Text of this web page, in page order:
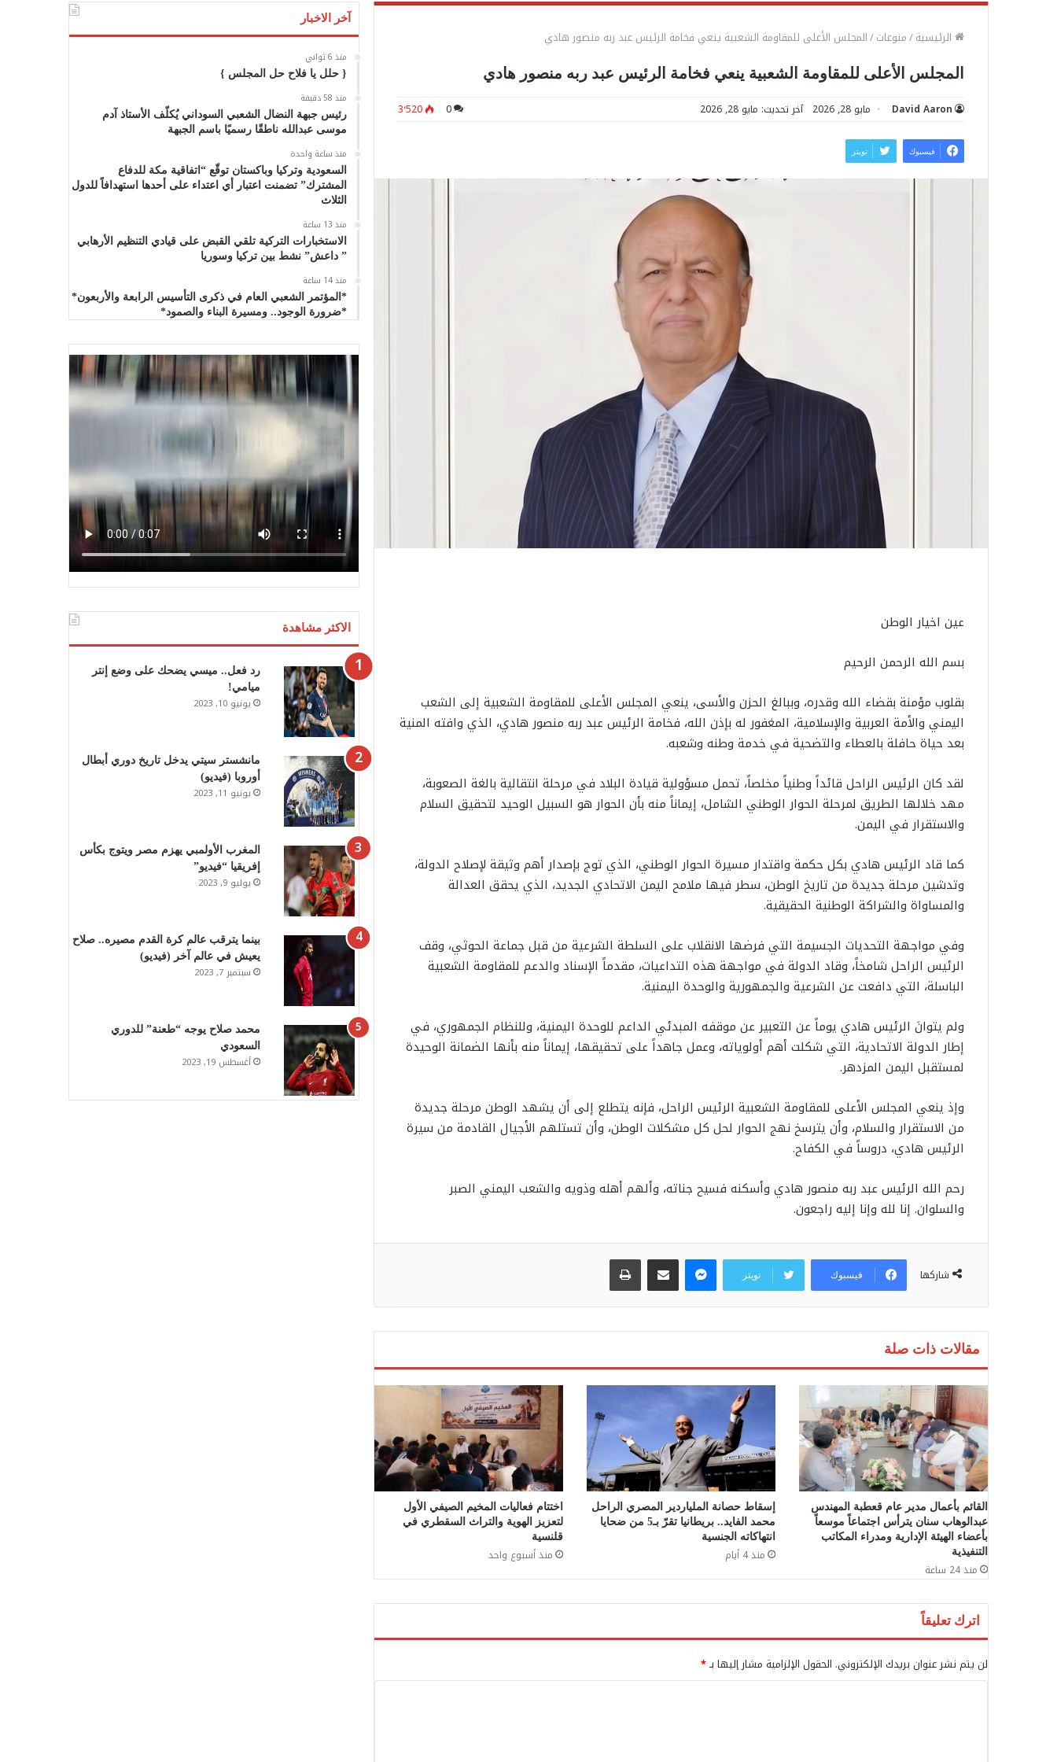
الرئيسية/منوعات/المجلس الأعلى للمقاومة الشعبية ينعي فخامة الرئيس عبد ربه منصور هادي
المجلس الأعلى للمقاومة الشعبية ينعي فخامة الرئيس عبد ربه منصور هادي
David Aaron مايو 28, 2026 آخر تحديث: مايو 28, 2026 0 3٬520
فيسبوك تويتر
عين اخيار الوطن
بسم الله الرحمن الرحيم
بقلوب مؤمنة بقضاء الله وقدره، وببالغ الحزن والأسى، ينعي المجلس الأعلى للمقاومة الشعبية إلى الشعب
اليمني والأمة العربية والإسلامية، المغفور له بإذن الله، فخامة الرئيس عبد ربه منصور هادي، الذي وافته المنية
بعد حياة حافلة بالعطاء والتضحية في خدمة وطنه وشعبه.
لقد كان الرئيس الراحل قائداً وطنياً مخلصاً، تحمل مسؤولية قيادة البلاد في مرحلة انتقالية بالغة الصعوبة،
مهد خلالها الطريق لمرحلة الحوار الوطني الشامل، إيماناً منه بأن الحوار هو السبيل الوحيد لتحقيق السلام
والاستقرار في اليمن.
كما قاد الرئيس هادي بكل حكمة واقتدار مسيرة الحوار الوطني، الذي توج بإصدار أهم وثيقة لإصلاح الدولة،
وتدشين مرحلة جديدة من تاريخ الوطن، سطر فيها ملامح اليمن الاتحادي الجديد، الذي يحقق العدالة
والمساواة والشراكة الوطنية الحقيقية.
وفي مواجهة التحديات الجسيمة التي فرضها الانقلاب على السلطة الشرعية من قبل جماعة الحوثي، وقف
الرئيس الراحل شامخاً، وقاد الدولة في مواجهة هذه التداعيات، مقدماً الإسناد والدعم للمقاومة الشعبية
الباسلة، التي دافعت عن الشرعية والجمهورية والوحدة اليمنية.
ولم يتوانَ الرئيس هادي يوماً عن التعبير عن موقفه المبدئي الداعم للوحدة اليمنية، وللنظام الجمهوري، في
إطار الدولة الاتحادية، التي شكلت أهم أولوياته، وعمل جاهداً على تحقيقها، إيماناً منه بأنها الضمانة الوحيدة
لمستقبل اليمن المزدهر.
وإذ ينعي المجلس الأعلى للمقاومة الشعبية الرئيس الراحل، فإنه يتطلع إلى أن يشهد الوطن مرحلة جديدة
من الاستقرار والسلام، وأن يترسخ نهج الحوار لحل كل مشكلات الوطن، وأن تستلهم الأجيال القادمة من سيرة
الرئيس هادي، دروساً في الكفاح.
رحم الله الرئيس عبد ربه منصور هادي وأسكنه فسيح جناته، وألهم أهله وذويه والشعب اليمني الصبر
والسلوان. إنا لله وإنا إليه راجعون.
شاركها فيسبوك تويتر
مقالات ذات صلة
القائم بأعمال مدير عام قعطبة المهندس
عبدالوهاب سنان يترأس اجتماعاً موسعاً
بأعضاء الهيئة الإدارية ومدراء المكاتب
التنفيذية
منذ 24 ساعة
إسقاط حصانة الملياردير المصري الراحل
محمد الفايد.. بريطانيا تقرّ بـ5 من ضحايا
انتهاكاته الجنسية
منذ 4 أيام
اختتام فعاليات المخيم الصيفي الأول
لتعزيز الهوية والتراث السقطري في
قلنسية
منذ أسبوع واحد
اترك تعليقاً
لن يتم نشر عنوان بريدك الإلكتروني. الحقول الإلزامية مشار إليها بـ*
آخر الاخبار
منذ 6 ثواني
{ حلل يا فلاح حل المجلس }
منذ 58 دقيقة
رئيس جبهة النضال الشعبي السوداني يُكلّف الأستاذ آدم
موسى عبدالله ناطقًا رسميًا باسم الجبهة
منذ ساعة واحدة
السعودية وتركيا وباكستان توقّع “اتفاقية مكة للدفاع
المشترك” تضمنت اعتبار أي اعتداء على أحدها استهدافاً للدول
الثلاث
منذ 13 ساعة
الاستخبارات التركية تلقي القبض على قيادي التنظيم الأرهابي
” داعش” نشط بين تركيا وسوريا
منذ 14 ساعة
*المؤتمر الشعبي العام في ذكرى التأسيس الرابعة والأربعون*
*ضرورة الوجود.. ومسيرة البناء والصمود*
الاكثر مشاهدة
رد فعل.. ميسي يضحك على وضع إنتر
ميامي!
يونيو 10, 2023
مانشستر سيتي يدخل تاريخ دوري أبطال
أوروبا (فيديو)
يونيو 11, 2023
المغرب الأولمبي يهزم مصر ويتوج بكأس
إفريقيا “فيديو”
يوليو 9, 2023
بينما يترقب عالم كرة القدم مصيره.. صلاح
يعيش في عالم آخر (فيديو)
سبتمبر 7, 2023
محمد صلاح يوجه “طعنة” للدوري
السعودي
أغسطس 19, 2023